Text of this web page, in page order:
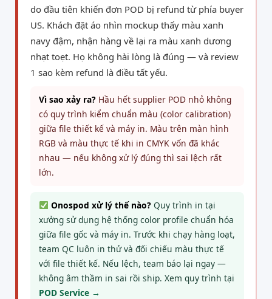
do đầu tiên khiến đơn POD bị refund từ phía buyer
US. Khách đặt áo nhìn mockup thấy màu xanh
navy đậm, nhận hàng về lại ra màu xanh dương
nhạt toẹt. Họ không hài lòng là đúng — và review
1 sao kèm refund là điều tất yếu.
Vì sao xảy ra? Hầu hết supplier POD nhỏ không
có quy trình kiểm chuẩn màu (color calibration)
giữa file thiết kế và máy in. Màu trên màn hình
RGB và màu thực tế khi in CMYK vốn đã khác
nhau — nếu không xử lý đúng thì sai lệch rất
lớn.
Onospod xử lý thế nào?Quy trình in tại
xưởng sử dụng hệ thống color profile chuẩn hóa
giữa file gốc và máy in. Trước khi chạy hàng loạt,
team QC luôn in thử và đối chiếu màu thực tế
với file thiết kế. Nếu lệch, team báo lại ngay —
không âm thầm in sai rồi ship. Xem quy trình tại
POD Service →